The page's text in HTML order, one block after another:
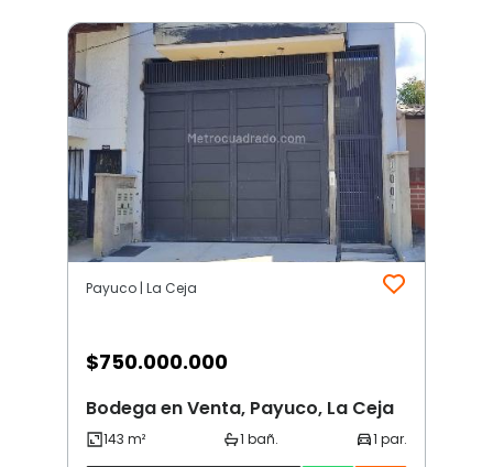
Payuco | La Ceja
$750.000.000
Bodega en Venta, Payuco, La Ceja